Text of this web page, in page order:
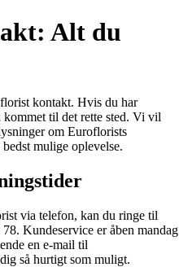
Alt du
kontakt. Hvis du har
til det rette sted. Vi vil
om Euroflorists
mulige oplevelse.
via telefon, kan du ringe til
Kundeservice er åben mandag
en e-mail til
så hurtigt som muligt.